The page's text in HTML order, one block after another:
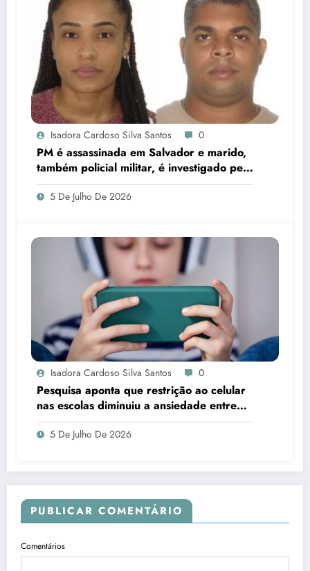
Isadora Cardoso Silva Santos 0
PM é assassinada em Salvador e marido,
também policial militar, é investigado pelo
crime
5 De Julho De 2026
Isadora Cardoso Silva Santos 0
Pesquisa aponta que restrição ao celular
nas escolas diminuiu a ansiedade entre
estudantes
5 De Julho De 2026
PUBLICAR COMENTÁRIO
Comentários